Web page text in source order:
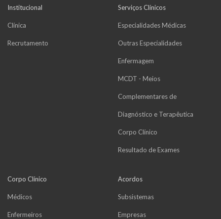
Institucional
Clínica
Recrutamento
Serviços Clínicos
Especialidades Médicas
Outras Especialidades
Enfermagem
MCDT - Meios
Complementares de
Diagnóstico e Terapêutica
Corpo Clínico
Resultado de Exames
Corpo Clínico
Médicos
Enfermeiros
Acordos
Subsistemas
Empresas